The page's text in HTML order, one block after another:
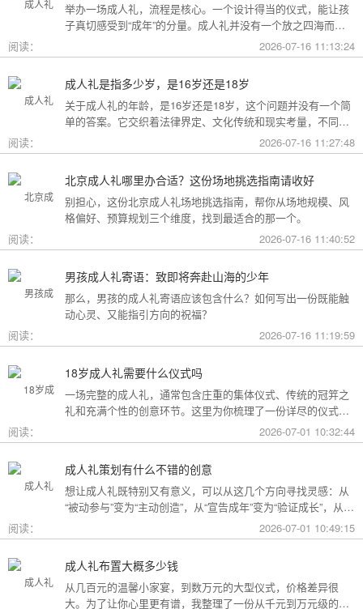
举办一场成人礼，流程是核心。一个设计得当的仪式，能让孩
子真切感受到“成年”的分量。成人礼并没有一个放之四海而皆
准的固定模板，它可以根据不同的风格和规模灵活调整。下面
为你梳理了传统、现代和家庭聚会三种主要场景的完整流程，
阅读： 2026-07-16 11:13:24
成人礼是指多少岁，是16岁还是18岁
关于成人礼的年龄，是16岁还是18岁，这个问题并没有一个简
单的答案。它交织着法律界定、文化传统和现实考量，不同的
阅读： 2026-07-16 11:27:48
北京成人礼哪里办合适？这份场地挑选指南请收好
别担心，这份北京成人礼场地挑选指南，帮你从场地规模、风
格偏好、预算规划三个维度，找到最适合的那一个。
阅读：
2026-07-16 11:40:52
男孩成人礼寄语：致即将奔赴山海的少年
那么，男孩的成人礼寄语应该包含什么？如何写出一份既能触
动心灵、又能指引方向的祝福？
阅读：
2026-07-16 11:19:59
18岁成人礼需要什么仪式吗
一场完整的成人礼，通常包含庄重的集体仪式、传统的冠笄之
礼和充满个性的创意环节。这里为你梳理了一份详尽的仪式清
阅读： 2026-07-01 10:32:44
成人礼策划有什么不错的创意
想让成人礼既特别又有意义，可以从这几个方向寻找灵感：从
“被动参与”变为“主动创造”，从“宣告成年”变为“验证成长”，从
阅读： 2026-07-01 10:49:15
成人礼布置大概多少钱
从几百元的温馨小家宴，到数万元的大型仪式，价格差异很
大。为了让你心里更有谱，我整理了一份从千元到万元级的费